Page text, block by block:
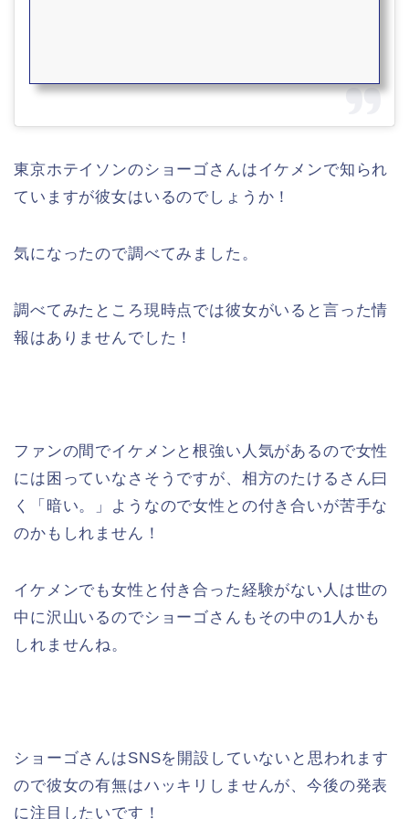
東京ホテイソンのショーゴさんはイケメンで知られ
ていますが彼女はいるのでしょうか！
気になったので調べてみました。
調べてみたところ現時点では彼女がいると言った情
報はありませんでした！
ファンの間でイケメンと根強い人気があるので女性
には困っていなさそうですが、相方のたけるさん曰
く「暗い。」ようなので女性との付き合いが苦手な
のかもしれません！
イケメンでも女性と付き合った経験がない人は世の
中に沢山いるのでショーゴさんもその中の1人かも
しれませんね。
ショーゴさんはSNSを開設していないと思われます
ので彼女の有無はハッキリしませんが、今後の発表
に注目したいです！